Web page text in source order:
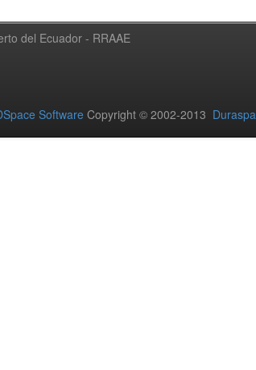
del Ecuador - RRAAE
Software Copyright © 2002-2013